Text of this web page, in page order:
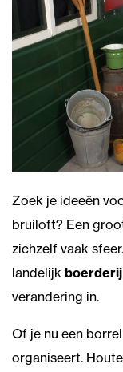
Zoek je ideeën
bruiloft? Een
zichzelf vaak
landelijk
verandering in.
Of je nu een
organiseert.